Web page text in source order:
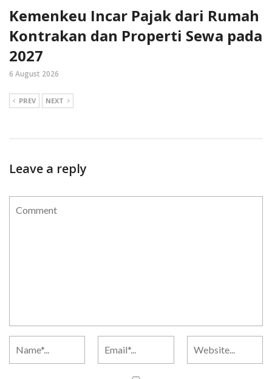
Kemenkeu Incar Pajak dari Rumah
Kontrakan dan Properti Sewa pada
2027
6 August 2026
PREV NEXT
Leave a reply